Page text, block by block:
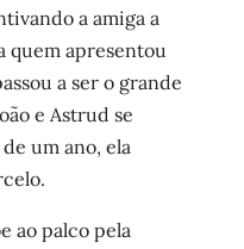
a amiga a
quem apresentou
a ser o grande
e Astrud se
um ano, ela
ao palco pela